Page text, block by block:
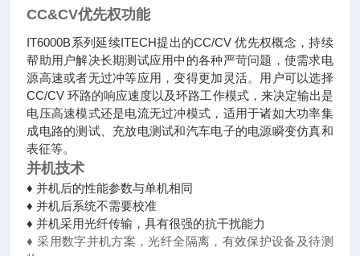
CC&CV优先权功能
IT6000B系列延续ITECH提出的CC/CV 优先权概念，持续
帮助用户解决长期测试应用中的各种严苛问题，使需求电
源高速或者无过冲等应用，变得更加灵活。用户可以选择
CC/CV 环路的响应速度以及环路工作模式，来决定输出是
电压高速模式还是电流无过冲模式，适用于诸如大功率集
成电路的测试、充放电测试和汽车电子的电源瞬变仿真和
表征等。
并机技术
♦并机后的性能参数与单机相同
♦并机后系统不需要校准
♦并机采用光纤传输，具有很强的抗干扰能力
♦采用数字并机方案，光纤全隔离，有效保护设备及待测